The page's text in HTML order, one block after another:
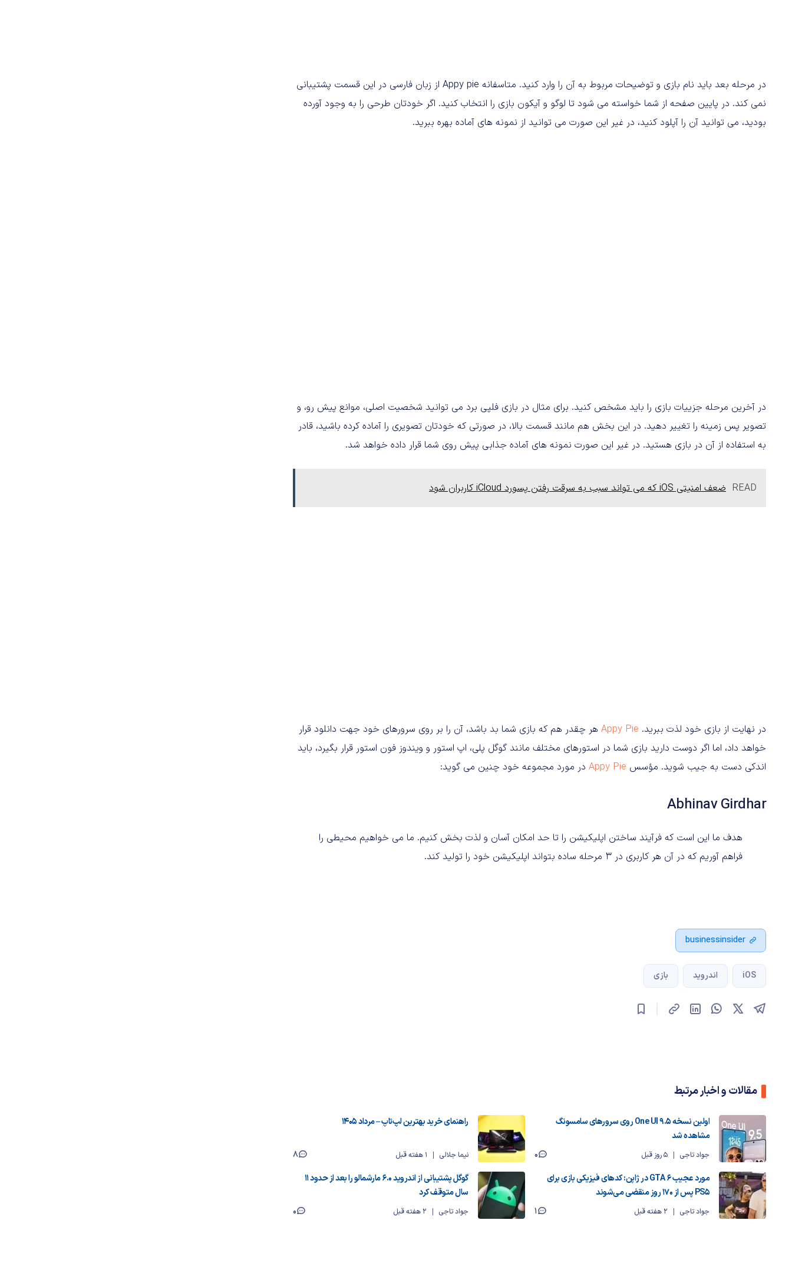
در مرحله بعد باید نام بازی و توضیحات مربوط به آن را وارد کنید. متاسفانه Appy pie از زبان فارسی در این قسمت پشتیبانی
نمی کند. در پایین صفحه از شما خواسته می شود تا لوگو و آیکون بازی را انتخاب کنید. اگر خودتان طرحی را به وجود آورده
بودید، می توانید آن را آپلود کنید، در غیر این صورت می توانید از نمونه های آماده بهره ببرید.
در آخرین مرحله جزییات بازی را باید مشخص کنید. برای مثال در بازی فلپی برد می توانید شخصیت اصلی، موانع پیش رو، و
تصویر پس زمینه را تغییر دهید. در این بخش هم مانند قسمت بالا، در صورتی که خودتان تصویری را آماده کرده باشید، قادر
به استفاده از آن در بازی هستید. در غیر این صورت نمونه های آماده جذابی پیش روی شما قرار داده خواهد شد.
READ ضعف امنیتی iOS که می تواند سبب به سرقت رفتن پسورد iCloud کاربران شود
در نهایت از بازی خود لذت ببرید. Appy Pie هر چقدر هم که بازی شما بد باشد،‌ آن را بر روی سرورهای خود جهت دانلود قرار
خواهد داد، اما اگر دوست دارید بازی شما در استورهای مختلف مانند گوگل پلی، اپ استور و ویندوز فون استور قرار بگیرد، باید
اندکی دست به جیب شوید. مؤسس Appy Pie در مورد مجموعه خود چنین می گوید:
Abhinav Girdhar
هدف ما این است که فرآیند ساختن اپلیکیشن را تا حد امکان آسان و لذت بخش کنیم. ما می خواهیم محیطی را
فراهم آوریم که در آن هر کاربری در ۳ مرحله ساده بتواند اپلیکیشن خود را تولید کند.
businessinsider
iOS اندروید بازی
مقالات و اخبار مرتبط
اولین نسخه One UI 9.5 روی سرورهای سامسونگ
مشاهده شد
جواد تاجی 5 روز قبل 0
راهنمای خرید بهترین لپ‌تاپ – مرداد ۱۴۰۵
نیما جلالی 1 هفته قبل
8
مورد عجیب GTA 6 در ژاپن: کدهای فیزیکی بازی برای
PS5 پس از ۱۷۰ روز منقضی می‌شوند
جواد تاجی 2 هفته قبل 1
گوگل پشتیبانی از اندروید ۶.۰ مارشمالو را بعد از حدود ۱۱
سال متوقف کرد
جواد تاجی 2 هفته قبل 0